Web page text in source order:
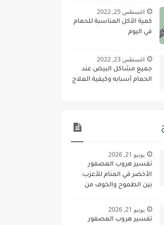
اغسطس 25, 2022
كمية الأكل المناسبة للحمام
في اليوم
اغسطس 23, 2022
جميع مشاكل البيض عند
الحمام أسبابه وكيفية العلاج
يونيو 21, 2026
تفسير هروب العصفور
الأخضر في المنام للأعزب:
بين الطموح والخوف من
يونيو 21, 2026
تفسير هروب العصفور